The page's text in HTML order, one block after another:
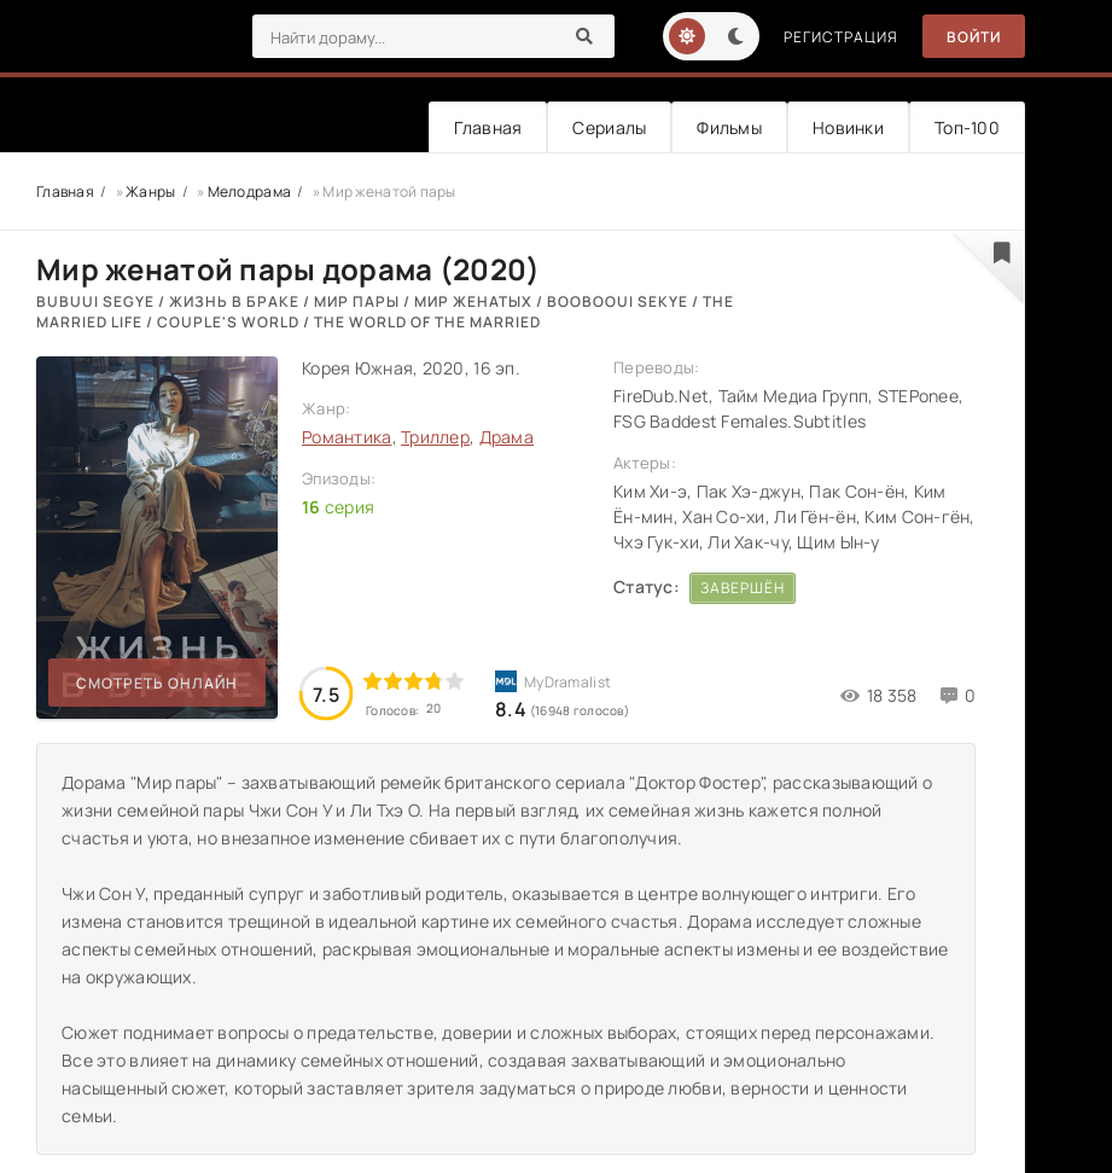
РЕГИСТРАЦИЯ ВОЙТИ
Главная Сериалы Фильмы Новинки Топ-100
Главная »Жанры » Мелодрама » Мир женатой пары
Мир женатой пары дорама (2020)
BUBUUI SEGYE / ЖИЗНЬ В БРАКЕ / МИР ПАРЫ / МИР ЖЕНАТЫХ / BOOBOOUI SEKYE / THE
MARRIED LIFE / COUPLE'S WORLD / THE WORLD OF THE MARRIED
СМОТРЕТЬ ОНЛАЙН
Корея Южная, 2020, 16 эп.
Жанр:
Романтика,Триллер, Драма
Эпизоды:
16 серия
7.5
Голосов: 20 8.4 (16948 голосов)
18 358 0
Переводы:
FireDub.Net, Тайм Медиа Групп, STEPonee,
FSG Baddest Females.Subtitles
Актеры:
Ким Хи-э, Пак Хэ-джун, Пак Сон-ён, Ким
Ён-мин, Хан Со-хи, Ли Гён-ён, Ким Сон-гён,
Чхэ Гук-хи, Ли Хак-чу, Щим Ын-у
Статус:
ЗАВЕРШЁН
Дорама "Мир пары" – захватывающий ремейк британского сериала "Доктор Фостер", рассказывающий о
жизни семейной пары Чжи Сон У и Ли Тхэ О. На первый взгляд, их семейная жизнь кажется полной
счастья и уюта, но внезапное изменение сбивает их с пути благополучия.
Чжи Сон У, преданный супруг и заботливый родитель, оказывается в центре волнующего интриги. Его
измена становится трещиной в идеальной картине их семейного счастья. Дорама исследует сложные
аспекты семейных отношений, раскрывая эмоциональные и моральные аспекты измены и ее воздействие
на окружающих.
Сюжет поднимает вопросы о предательстве, доверии и сложных выборах, стоящих перед персонажами.
Все это влияет на динамику семейных отношений, создавая захватывающий и эмоционально
насыщенный сюжет, который заставляет зрителя задуматься о природе любви, верности и ценности
семьи.